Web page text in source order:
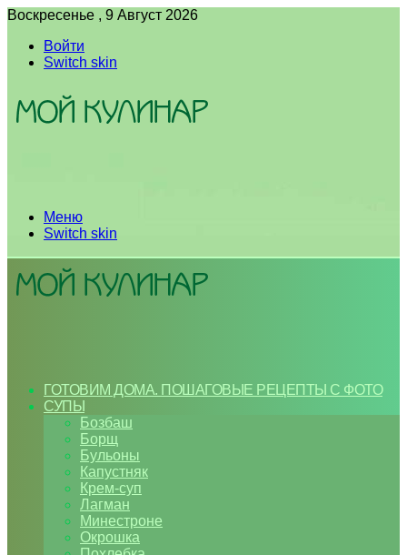
Воскресенье , 9 Август 2026
Войти
Switch skin
Меню
Switch skin
ГОТОВИМ ДОМА. ПОШАГОВЫЕ РЕЦЕПТЫ С ФОТО
СУПЫ
Бозбаш
Борщ
Бульоны
Капустняк
Крем-суп
Лагман
Минестроне
Окрошка